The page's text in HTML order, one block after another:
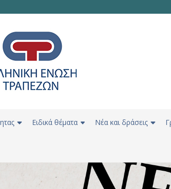
Ειδικά θέματα Νέα και δράσεις